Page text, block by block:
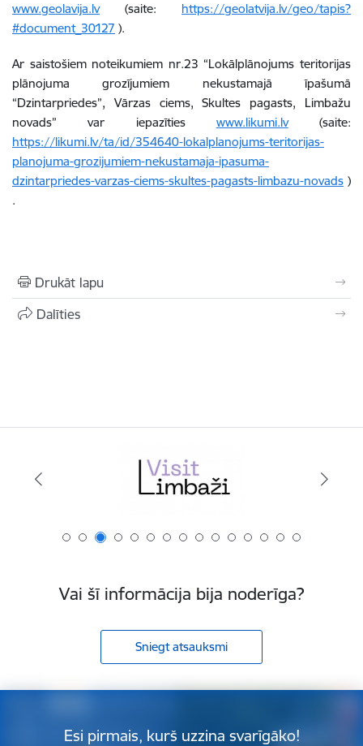
www.geolavija.lv(saite: https://geolatvija.lv/geo/tapis?
#document_30127 ).
Ar saistošiem noteikumiem nr.23 “Lokālplānojums teritorijas
plānojuma grozījumiem nekustamajā īpašumā
“Dzintarpriedes”, Vārzas ciems, Skultes pagasts, Limbažu
novads” var iepazīties www.likumi.lv(saite:
https://likumi.lv/ta/id/354640-lokalplanojums-teritorijas-
planojuma-grozijumiem-nekustamaja-ipasuma-
dzintarpriedes-varzas-ciems-skultes-pagasts-limbazu-novads )
.
Drukāt lapu
Dalīties
Vai šī informācija bija noderīga?
Sniegt atsauksmi
Esi pirmais, kurš uzzina svarīgāko!